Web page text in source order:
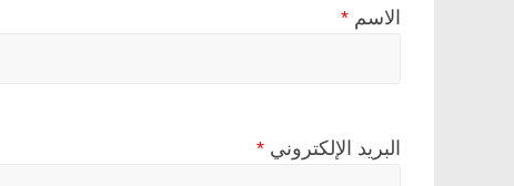
الاسم *
البريد الإلكتروني *